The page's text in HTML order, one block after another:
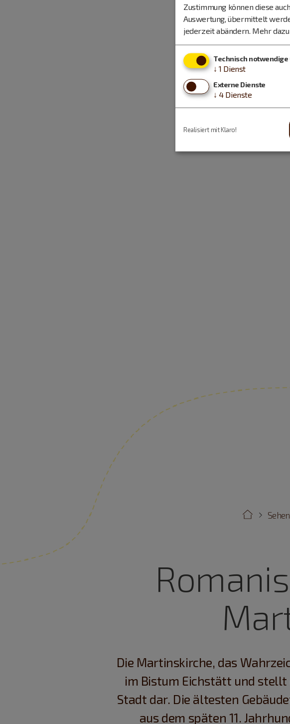
Die Martinskirche, das
im Bistum Eichstätt und stellt
Stadt dar. Die ältesten
aus dem späten 11.
Zustimmung können diese
Auswertung, übermittelt
jederzeit abändern. Mehr
Technisch notwendige
↓ 1 Dienst
Externe Dienste
↓ 4 Dienste
Realisiert mit Klaro!